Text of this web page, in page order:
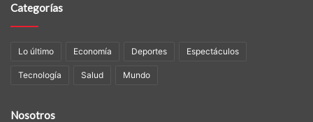
Categorías
Lo último Economía Deportes Espectáculos
Tecnología Salud Mundo
Nosotros